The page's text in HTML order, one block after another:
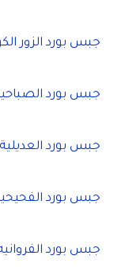
جبس بورد الزور الكويت
جبس بورد الصباحية
جبس بورد العديلية
جبس بورد الفحيحيل
جبس بورد الفروانيه